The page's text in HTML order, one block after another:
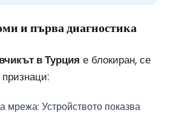
и първа диагностика
в Турция е блокиран, се
мрежа: Устройството показва